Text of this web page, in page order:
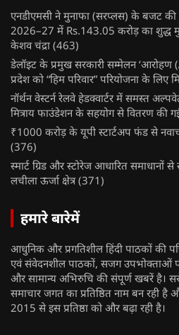
एनडीएमसी ने मुनाफा (सरप्लस) के बजट की
2026–27 में Rs.143.05 करोड़ का शुद्ध
केशव चंद्रा (463)
डेलॉइट के प्रमुख सरकारी सम्मेलन
प्रदेश को “हिम परिवार” परियोजना के लिए
नॉर्थन वेस्टर्न रेलवे हेडक्वार्टर में समस्त
मित्राय फाउंडेशन के सहयोग से वितरण की गई
₹1000 करोड़ के यूपी स्टार्टअप फंड से
(376)
स्मार्ट ग्रिड और स्टोरेज आधारित समाधानों
लचीला ऊर्जा क्षेत्र (371)
हमारे बारेमें
आधुनिक और प्रगतिशील हिंदी पाठकों की
एवं संवेदनशील पाठकों, सजग उपभोक्ताओं
और सामान्य अभिरुचि की संपूर्ण खबरें है।
समाचार जगत का प्रतिष्ठित नाम बन रही है
2015 से इस प्रतिष्ठा को और बढ़ा रही है।